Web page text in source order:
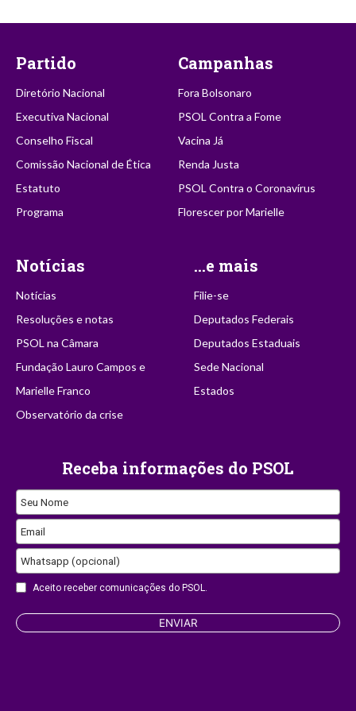
Partido
Diretório Nacional
Executiva Nacional
Conselho Fiscal
Comissão Nacional de Ética
Estatuto
Programa
Campanhas
Fora Bolsonaro
PSOL Contra a Fome
Vacina Já
Renda Justa
PSOL Contra o Coronavírus
Florescer por Marielle
Notícias
Notícias
Resoluções e notas
PSOL na Câmara
Fundação Lauro Campos e
Marielle Franco
Observatório da crise
...e mais
Filie-se
Deputados Federais
Deputados Estaduais
Sede Nacional
Estados
Receba informações do PSOL
Seu Nome
Email
Whatsapp (opcional)
EmailAceito receber comunicações do PSOL.
ENVIAR